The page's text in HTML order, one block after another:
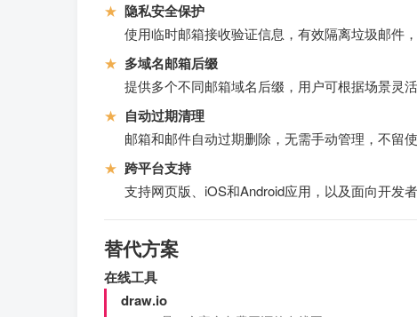
★ 隐私安全保护
使用临时邮箱接收验证信息，有效隔离垃圾邮件
★ 多域名邮箱后缀
提供多个不同邮箱域名后缀，用户可根据场景灵活
★ 自动过期清理
邮箱和邮件自动过期删除，无需手动管理，不留使
★ 跨平台支持
支持网页版、iOS和Android应用，以及面向开发者
替代方案
在线工具
draw.io